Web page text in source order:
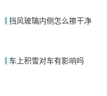
挡风玻璃内侧怎么擦干净
车上积雪对车有影响吗